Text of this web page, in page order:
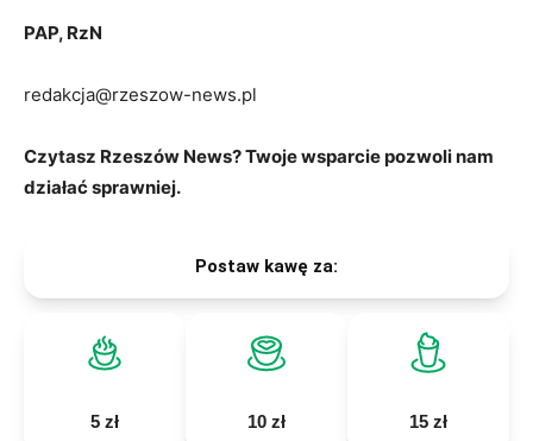
PAP, RzN
redakcja@rzeszow-news.pl
Czytasz Rzeszów News? Twoje wsparcie pozwoli nam
działać sprawniej.
Postaw kawę za:
5 zł 10 zł 15 zł